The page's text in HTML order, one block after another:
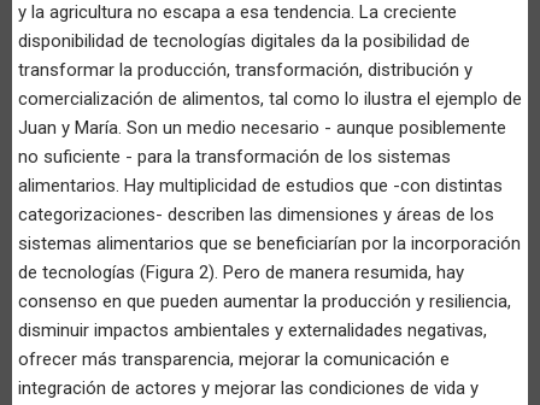
y la agricultura no escapa a esa tendencia. La creciente
disponibilidad de tecnologías digitales da la posibilidad de
transformar la producción, transformación, distribución y
comercialización de alimentos, tal como lo ilustra el ejemplo de
Juan y María. Son un medio necesario - aunque posiblemente
no suficiente - para la transformación de los sistemas
alimentarios. Hay multiplicidad de estudios que -con distintas
categorizaciones- describen las dimensiones y áreas de los
sistemas alimentarios que se beneficiarían por la incorporación
de tecnologías (Figura 2). Pero de manera resumida, hay
consenso en que pueden aumentar la producción y resiliencia,
disminuir impactos ambientales y externalidades negativas,
ofrecer más transparencia, mejorar la comunicación e
integración de actores y mejorar las condiciones de vida y